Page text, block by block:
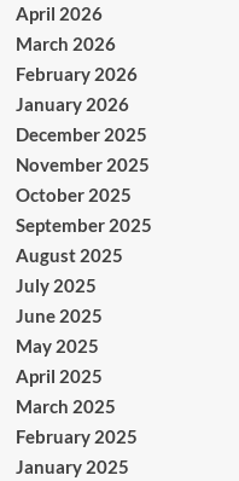
April 2026
March 2026
February 2026
January 2026
December 2025
November 2025
October 2025
September 2025
August 2025
July 2025
June 2025
May 2025
April 2025
March 2025
February 2025
January 2025